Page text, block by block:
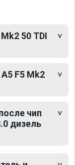
50 TDI
F5 Mk2
чип
дизель